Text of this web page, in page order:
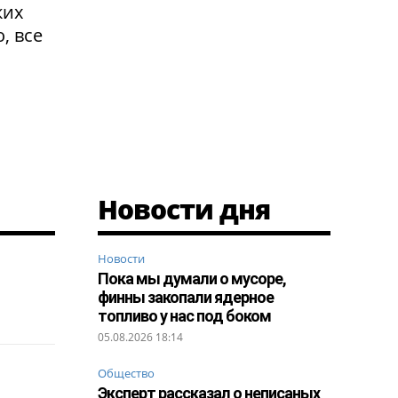
все
Новости дня
Новости
Пока мы думали о мусоре,
финны закопали ядерное
топливо у нас под боком
05.08.2026 18:14
Общество
Эксперт рассказал о неписаных